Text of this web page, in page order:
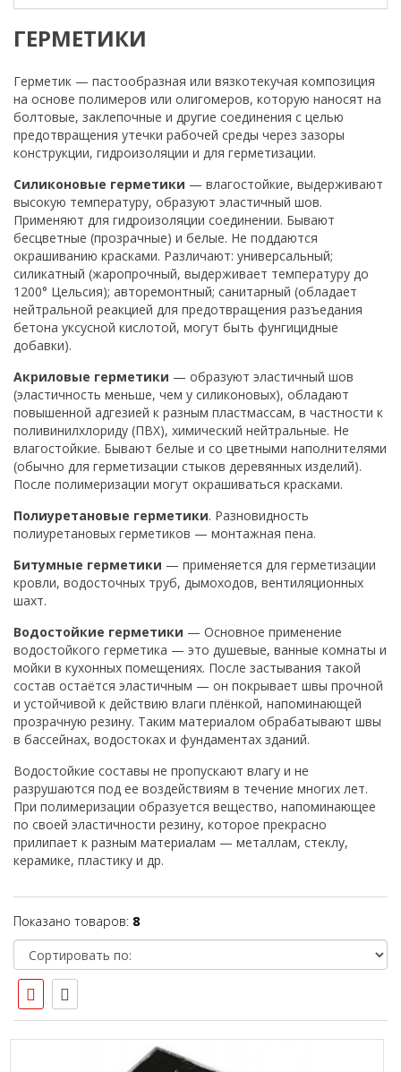
ГЕРМЕТИКИ
Герметик — пастообразная или вязкотекучая композиция
на основе полимеров или олигомеров, которую наносят на
болтовые, заклепочные и другие соединения с целью
предотвращения утечки рабочей среды через зазоры
конструкции, гидроизоляции и для герметизации.
Силиконовые герметики — влагостойкие, выдерживают
высокую температуру, образуют эластичный шов.
Применяют для гидроизоляции соединении. Бывают
бесцветные (прозрачные) и белые. Не поддаются
окрашиванию красками. Различают: универсальный;
силикатный (жаропрочный, выдерживает температуру до
1200° Цельсия); авторемонтный; санитарный (обладает
нейтральной реакцией для предотвращения разъедания
бетона уксусной кислотой, могут быть фунгицидные
добавки).
Акриловые герметики — образуют эластичный шов
(эластичность меньше, чем у силиконовых), обладают
повышенной адгезией к разным пластмассам, в частности к
поливинилхлориду (ПВХ), химический нейтральные. Не
влагостойкие. Бывают белые и со цветными наполнителями
(обычно для герметизации стыков деревянных изделий).
После полимеризации могут окрашиваться красками.
Полиуретановые герметики. Разновидность
полиуретановых герметиков — монтажная пена.
Битумные герметики — применяется для герметизации
кровли, водосточных труб, дымоходов, вентиляционных
шахт.
Водостойкие герметики — Основное применение
водостойкого герметика — это душевые, ванные комнаты и
мойки в кухонных помещениях. После застывания такой
состав остаётся эластичным — он покрывает швы прочной
и устойчивой к действию влаги плёнкой, напоминающей
прозрачную резину. Таким материалом обрабатывают швы
в бассейнах, водостоках и фундаментах зданий.
Водостойкие составы не пропускают влагу и не
разрушаются под ее воздействиям в течение многих лет.
При полимеризации образуется вещество, напоминающее
по своей эластичности резину, которое прекрасно
прилипает к разным материалам — металлам, стеклу,
керамике, пластику и др.
Показано товаров: 8